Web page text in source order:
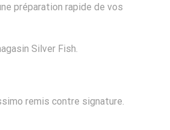
préparation rapide de vos
Silver Fish.
remis contre signature.